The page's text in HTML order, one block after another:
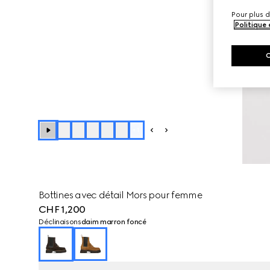
Bottines avec détail Mors pour femme
CHF 1,200
Déclinaisonsdaim marron foncé
Pour plus
Politique